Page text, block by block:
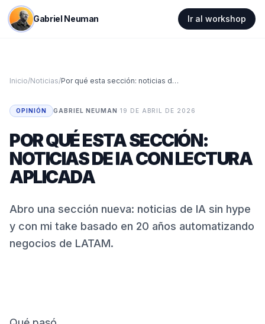
Gabriel Neuman Ir al workshop
Inicio/Noticias/ Por qué esta sección: noticias de IA con lectura aplicada
OPINIÓN GABRIEL NEUMAN ·19 DE ABRIL DE 2026
POR QUÉ ESTA SECCIÓN:
NOTICIAS DE IA CON LECTURA
APLICADA
Abro una sección nueva: noticias de IA sin hype
y con mi take basado en 20 años automatizando
negocios de LATAM.